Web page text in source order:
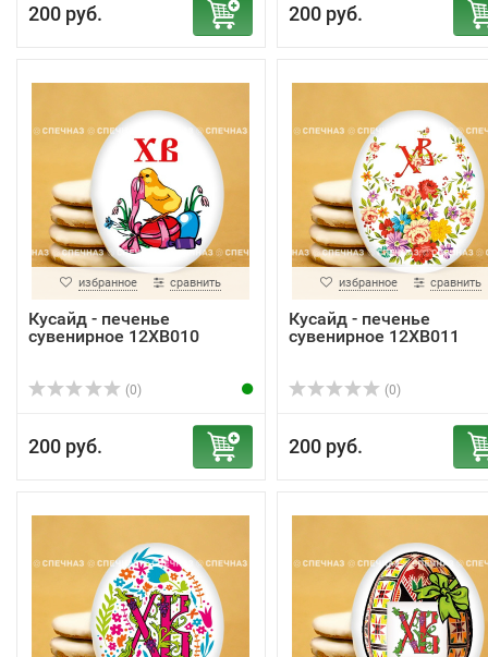
200 руб. 200 руб.
избранное сравнить
Кусайд - печенье
сувенирное 12ХВ010
(0)
200 руб.
избранное сравнить
Кусайд - печенье
сувенирное 12ХВ011
(0)
200 руб.